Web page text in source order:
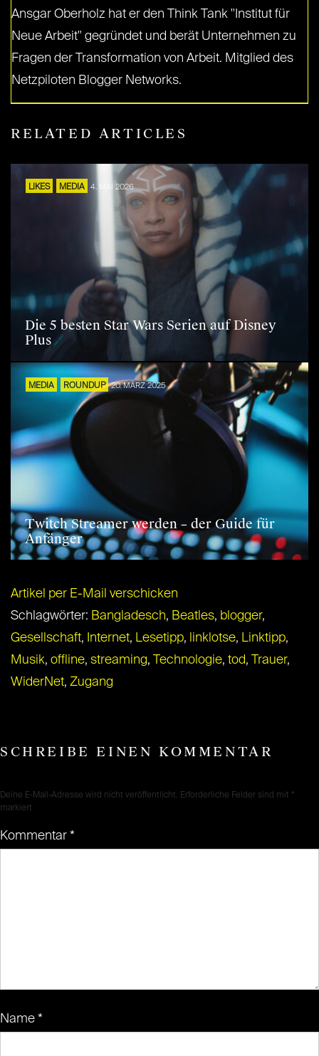
Ansgar Oberholz hat er den Think Tank "Institut für
Neue Arbeit" gegründet und berät Unternehmen zu
Fragen der Transformation von Arbeit. Mitglied des
Netzpiloten Blogger Networks.
RELATED ARTICLES
LIKES MEDIA 4. MAI 2026
Die 5 besten Star Wars Serien auf Disney
Plus
MEDIA ROUNDUP 20. MÄRZ 2025
Twitch Streamer werden – der Guide für
Anfänger
Artikel per E-Mail verschicken
Schlagwörter: Bangladesch, Beatles, blogger,
Gesellschaft, Internet, Lesetipp, linklotse, Linktipp,
Musik, offline, streaming, Technologie, tod, Trauer,
WiderNet, Zugang
SCHREIBE EINEN KOMMENTAR
Deine E-Mail-Adresse wird nicht veröffentlicht. Erforderliche Felder sind mit *
markiert
Kommentar *
Name *